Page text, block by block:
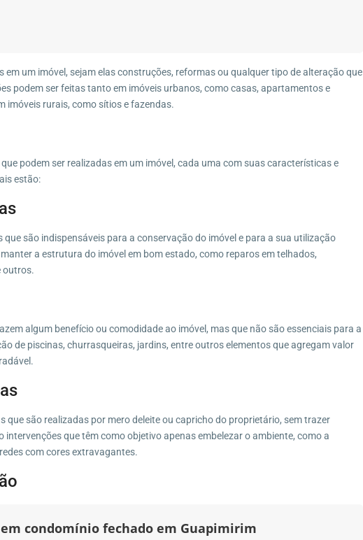
um imóvel, sejam elas construções, reformas ou qualquer tipo de alteração que
podem ser feitas tanto em imóveis urbanos, como casas, apartamentos e
imóveis rurais, como sítios e fazendas.
podem ser realizadas em um imóvel, cada uma com suas características e
estão:
são indispensáveis para a conservação do imóvel e para a sua utilização
a estrutura do imóvel em bom estado, como reparos em telhados,
outros.
algum benefício ou comodidade ao imóvel, mas que não são essenciais para a
de piscinas, churrasqueiras, jardins, entre outros elementos que agregam valor
que são realizadas por mero deleite ou capricho do proprietário, sem trazer
intervenções que têm como objetivo apenas embelezar o ambiente, como a
com cores extravagantes.
condomínio fechado em Guapimirim